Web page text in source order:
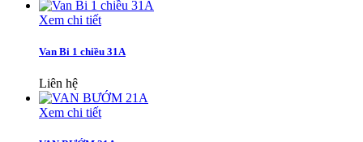
Xem chi tiết
Van Bi 1 chiều 31A
Liên hệ
Xem chi tiết